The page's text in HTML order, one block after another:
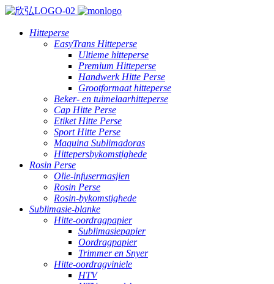
Hitteperse
EasyTrans Hitteperse
Ultieme hitteperse
Premium Hitteperse
Handwerk Hitte Perse
Grootformaat hitteperse
Beker- en tuimelaarhitteperse
Cap Hitte Perse
Etiket Hitte Perse
Sport Hitte Perse
Maquina Sublimadoras
Hittepersbykomstighede
Rosin Perse
Olie-infusermasjien
Rosin Perse
Rosin-bykomstighede
Sublimasie-blanke
Hitte-oordragpapier
Sublimasiepapier
Oordragpapier
Trimmer en Snyer
Hitte-oordragviniele
HTV